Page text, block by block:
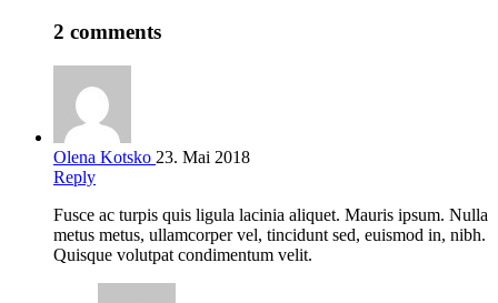
2 comments
Olena Kotsko 23. Mai 2018
Reply
Fusce ac turpis quis ligula lacinia aliquet. Mauris ipsum. Nulla
metus metus, ullamcorper vel, tincidunt sed, euismod in, nibh.
Quisque volutpat condimentum velit.